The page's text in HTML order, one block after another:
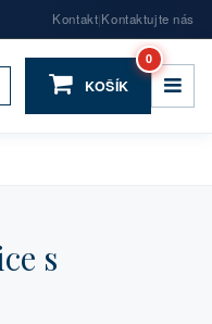
Kontakt|Kontaktujte nás
KOŠÍK
0
s